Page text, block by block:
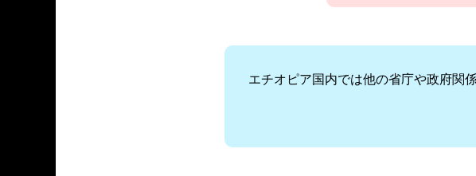
エチオピア国内では他の省庁や政府関